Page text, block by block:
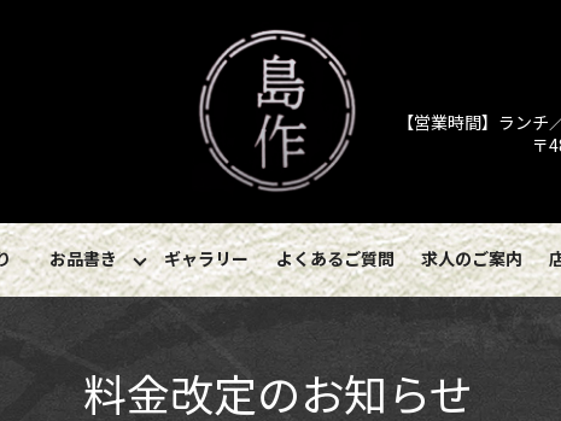
【営業時間】ラン
〒
お品書き ギャラリー よくあるご質問 求人のご案内
料金改定のお知らせ